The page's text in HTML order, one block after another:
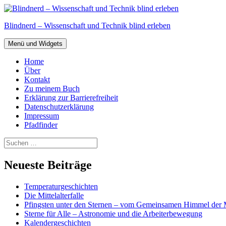
Zum
springen
Blindnerd – Wissenschaft und Technik blind erleben
Menü und Widgets
Home
Über
Kontakt
Zu meinem Buch
Erklärung zur Barrierefreiheit
Datenschutzerklärung
Impressum
Pfadfinder
Suchen
nach:
Neueste Beiträge
Temperaturgeschichten
Die Mittelalterfalle
Pfingsten unter den Sternen – vom Gemeinsamen Himmel der
Sterne für Alle – Astronomie und die Arbeiterbewegung
Kalendergeschichten